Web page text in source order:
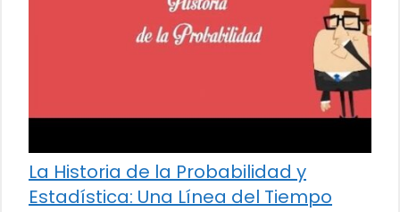
La Historia de la Probabilidad y
Estadística: Una Línea del Tiempo